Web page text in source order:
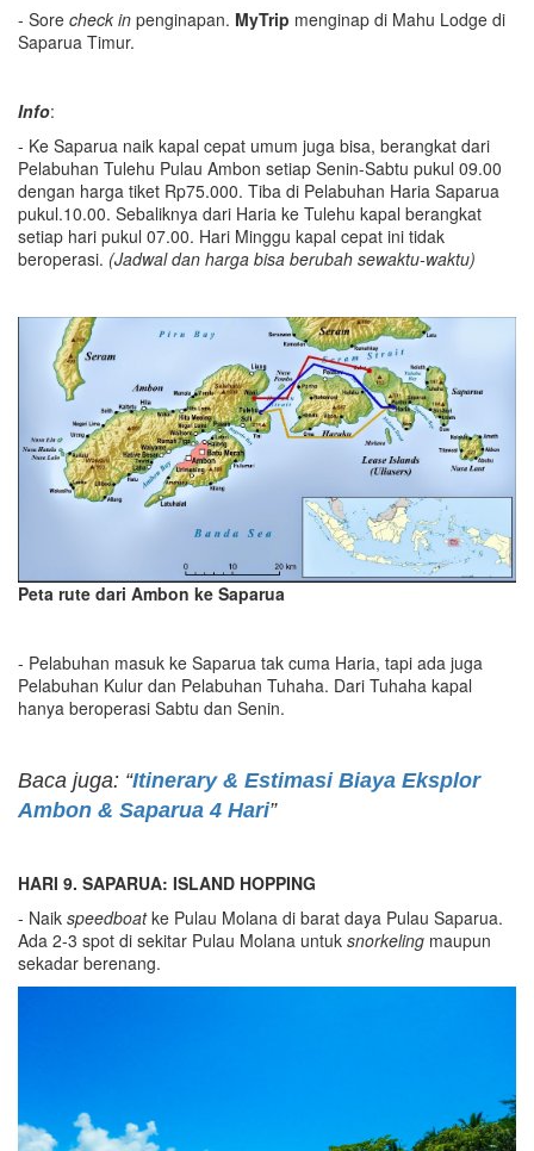
- Sore check in penginapan. MyTrip menginap di Mahu Lodge di
Saparua Timur.
Info:
- Ke Saparua naik kapal cepat umum juga bisa, berangkat dari
Pelabuhan Tulehu Pulau Ambon setiap Senin-Sabtu pukul 09.00
dengan harga tiket Rp75.000. Tiba di Pelabuhan Haria Saparua
pukul.10.00. Sebaliknya dari Haria ke Tulehu kapal berangkat
setiap hari pukul 07.00. Hari Minggu kapal cepat ini tidak
beroperasi. (Jadwal dan harga bisa berubah sewaktu-waktu)
Peta rute dari Ambon ke Saparua
- Pelabuhan masuk ke Saparua tak cuma Haria, tapi ada juga
Pelabuhan Kulur dan Pelabuhan Tuhaha. Dari Tuhaha kapal
hanya beroperasi Sabtu dan Senin.
Baca juga: “Itinerary & Estimasi Biaya Eksplor
Ambon & Saparua 4 Hari”
HARI 9. SAPARUA: ISLAND HOPPING
- Naik speedboatke Pulau Molana di barat daya Pulau Saparua.
Ada 2-3 spot di sekitar Pulau Molana untuk snorkeling maupun
sekadar berenang.